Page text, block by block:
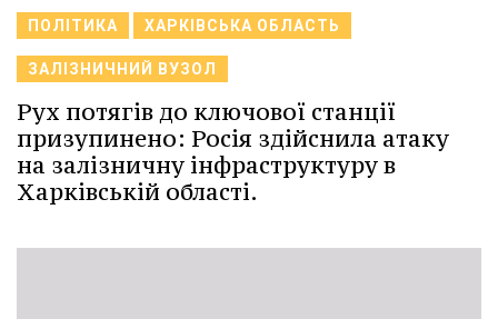
ПОЛІТИКА ХАРКІВСЬКА ОБЛАСТЬ
ЗАЛІЗНИЧНИЙ ВУЗОЛ
Рух потягів до ключової станції
призупинено: Росія здійснила атаку
на залізничну інфраструктуру в
Харківській області.